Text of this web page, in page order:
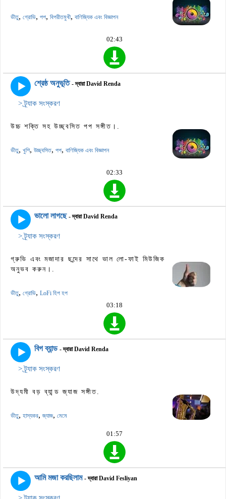
ভীতু, গ্রোভি, পপ, বিপরীতমুখী, বাণিজ্যিক এবং বিজ্ঞাপন
02:43
শ্রেষ্ঠ অনুভূতি - দ্বারা David Renda
> ট্র্যাক সংস্করণ
উচ্চ শক্তি সহ উচ্ছ্বসিত পপ সঙ্গীত।.
ভীতু, খুশি, উচ্ছ্বসিত, পপ, বাণিজ্যিক এবং বিজ্ঞাপন
02:33
ভালো লাগছে - দ্বারা David Renda
> ট্র্যাক সংস্করণ
গ্রুভি এবং মজাদার ছন্দের সাথে ভাল লো-ফাই মিউজিক
অনুভব করুন।.
ভীতু, গ্রোভি, LoFi হিপ হপ
03:18
বিগ ব্যান্ড - দ্বারা David Renda
> ট্র্যাক সংস্করণ
উদ্যমী বড় ব্যান্ড জ্যাজ সঙ্গীত.
ভীতু, হাস্যকর,জ্যাজ, মেমে
01:57
আমি মজা করছিলাম - দ্বারা David Fesliyan